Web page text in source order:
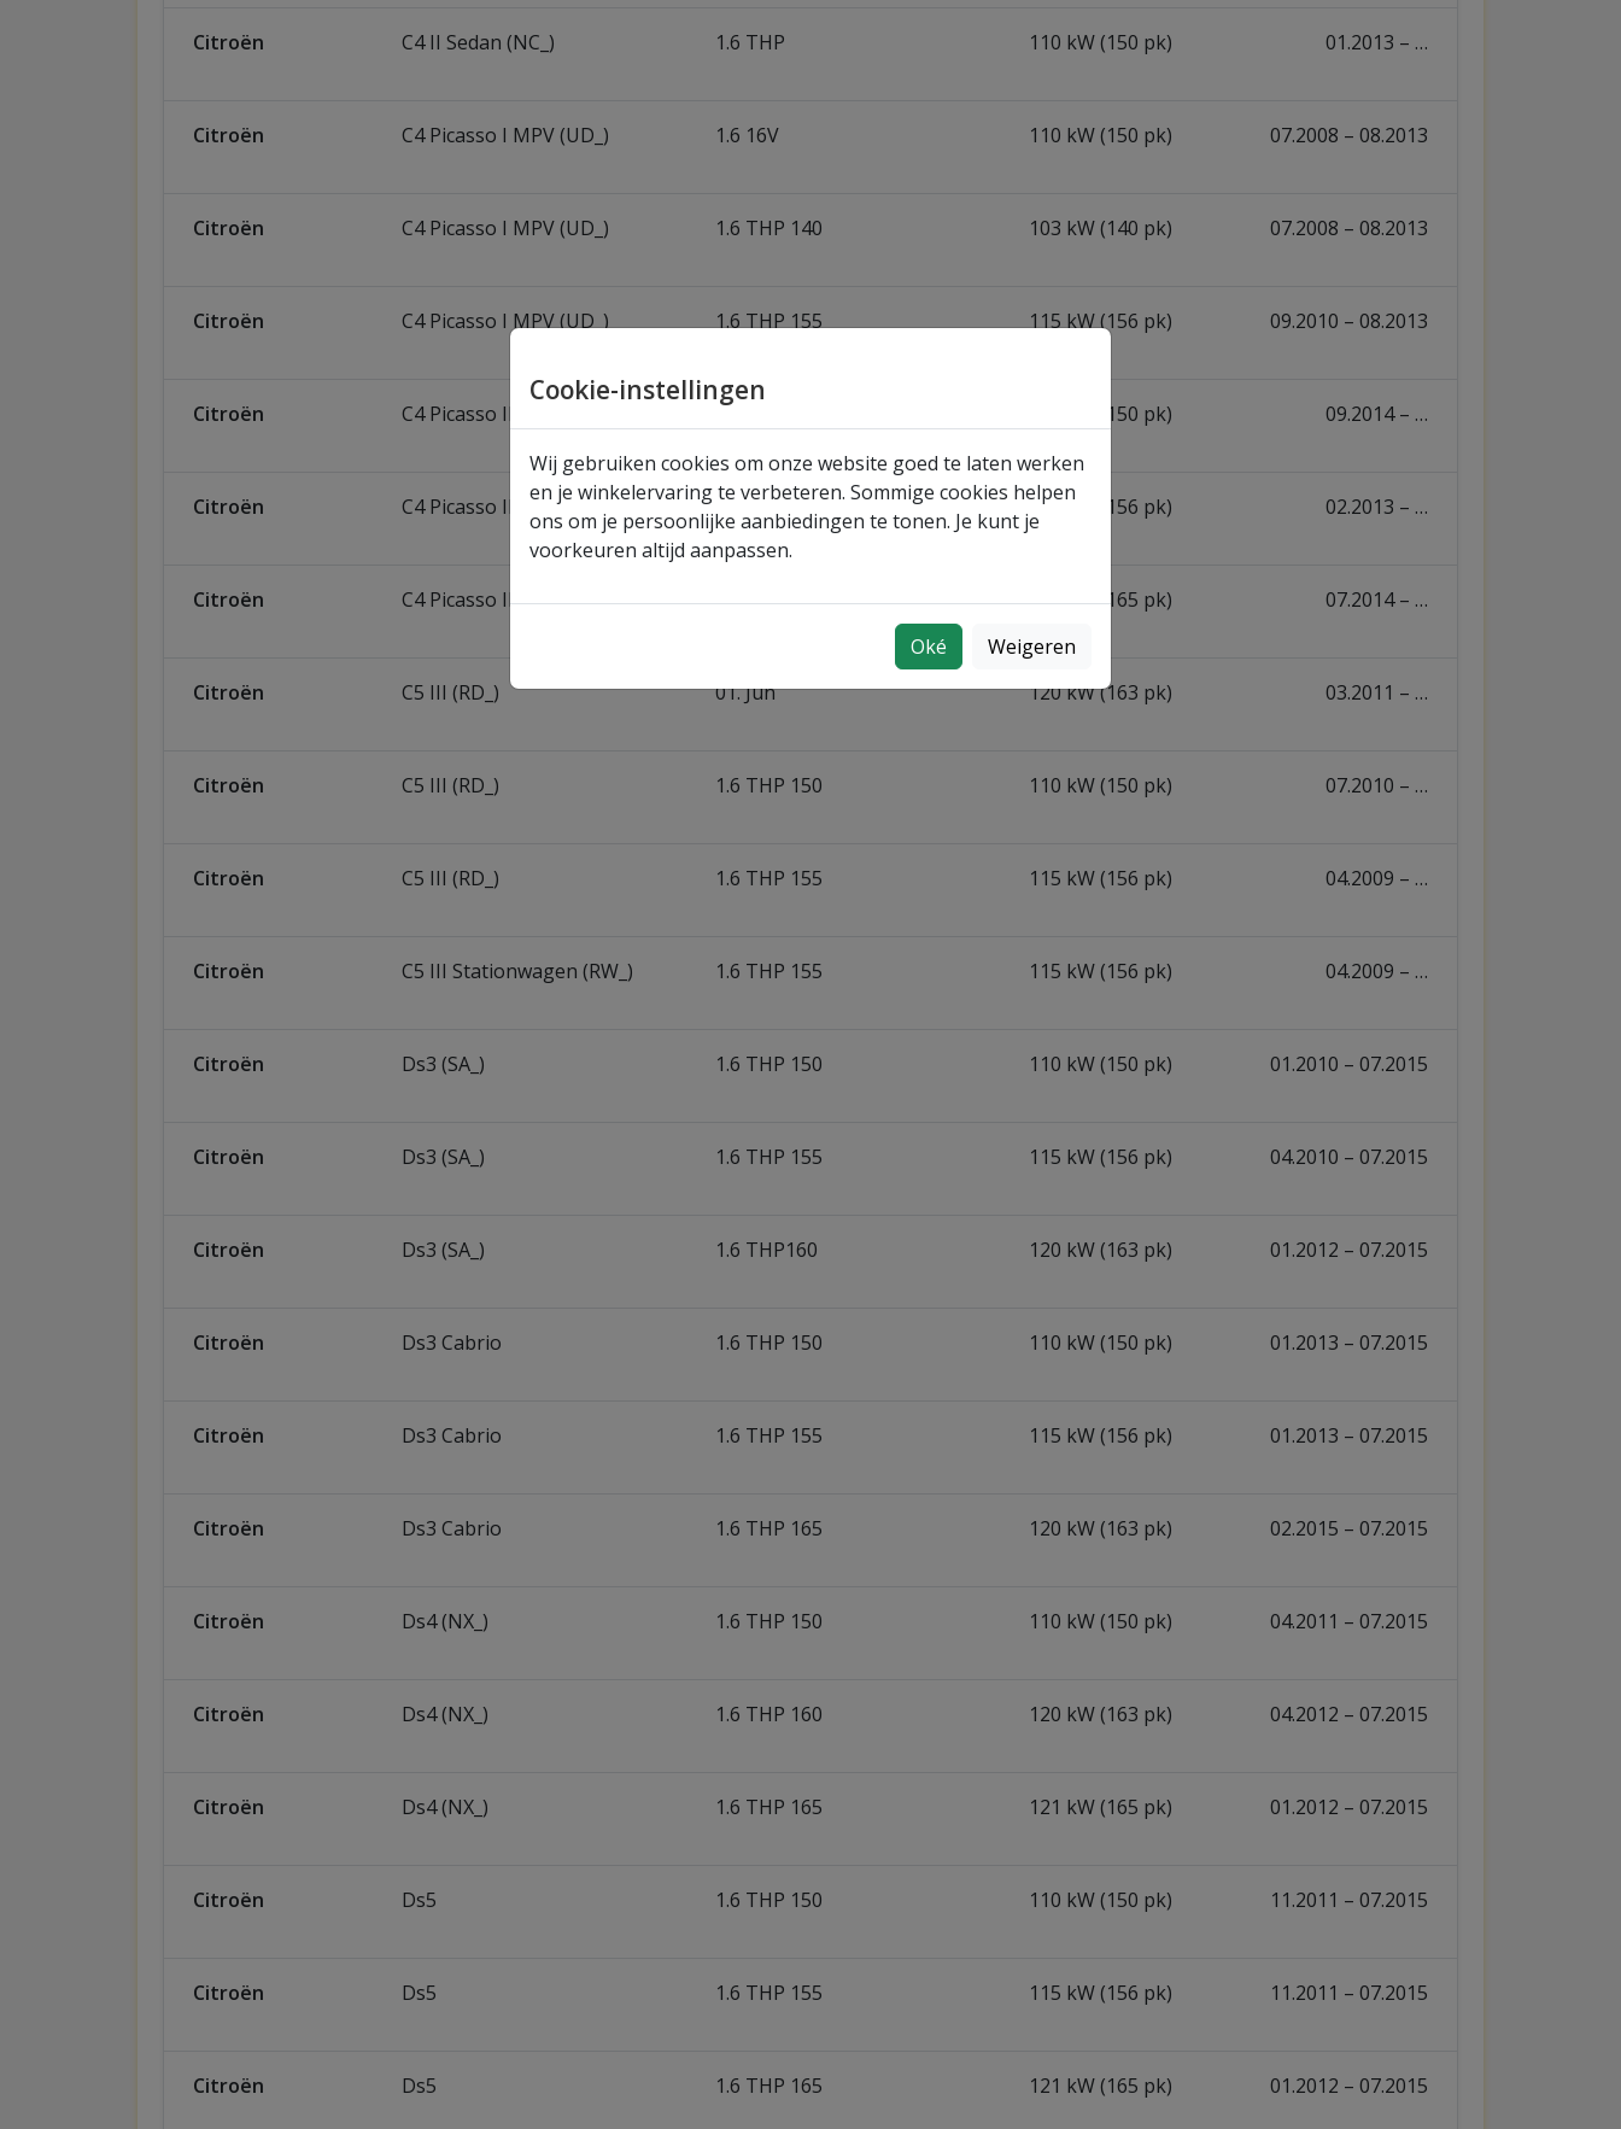
Cookie-instellingen
Wij gebruiken cookies om onze website goed te laten werken
en je winkelervaring te verbeteren. Sommige cookies helpen
ons om je persoonlijke aanbiedingen te tonen. Je kunt je
voorkeuren altijd aanpassen.
Oké Weigeren
Citroën C4 II Sedan (NC_) 1.6 THP 110 kW (150 pk) 01.2013 – …
Citroën C4 Picasso I MPV (UD_) 1.6 16V 110 kW (150 pk) 07.2008 – 08.2013
Citroën C4 Picasso I MPV (UD_) 1.6 THP 140 103 kW (140 pk) 07.2008 – 08.2013
Citroën C4 Picasso I MPV (UD_) 1.6 THP 155 115 kW (156 pk) 09.2010 – 08.2013
Citroën C4 Picasso II 1.6 THP 150 110 kW (150 pk) 09.2014 – …
Citroën C4 Picasso II 1.6 THP 155 115 kW (156 pk) 02.2013 – …
Citroën C4 Picasso II 1.6 THP 165 121 kW (165 pk) 07.2014 – …
Citroën C5 III (RD_) 01. Jun 120 kW (163 pk) 03.2011 – …
Citroën C5 III (RD_) 1.6 THP 150 110 kW (150 pk) 07.2010 – …
Citroën C5 III (RD_) 1.6 THP 155 115 kW (156 pk) 04.2009 – …
Citroën C5 III Stationwagen (RW_) 1.6 THP 155 115 kW (156 pk) 04.2009 – …
Citroën Ds3 (SA_) 1.6 THP 150 110 kW (150 pk) 01.2010 – 07.2015
Citroën Ds3 (SA_) 1.6 THP 155 115 kW (156 pk) 04.2010 – 07.2015
Citroën Ds3 (SA_) 1.6 THP160 120 kW (163 pk) 01.2012 – 07.2015
Citroën Ds3 Cabrio 1.6 THP 150 110 kW (150 pk) 01.2013 – 07.2015
Citroën Ds3 Cabrio 1.6 THP 155 115 kW (156 pk) 01.2013 – 07.2015
Citroën Ds3 Cabrio 1.6 THP 165 120 kW (163 pk) 02.2015 – 07.2015
Citroën Ds4 (NX_) 1.6 THP 150 110 kW (150 pk) 04.2011 – 07.2015
Citroën Ds4 (NX_) 1.6 THP 160 120 kW (163 pk) 04.2012 – 07.2015
Citroën Ds4 (NX_) 1.6 THP 165 121 kW (165 pk) 01.2012 – 07.2015
Citroën Ds5 1.6 THP 150 110 kW (150 pk) 11.2011 – 07.2015
Citroën Ds5 1.6 THP 155 115 kW (156 pk) 11.2011 – 07.2015
Citroën Ds5 1.6 THP 165 121 kW (165 pk) 01.2012 – 07.2015